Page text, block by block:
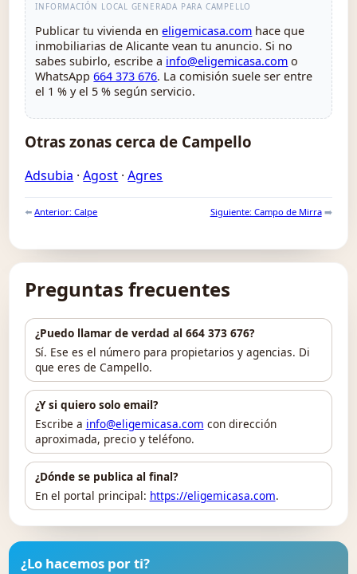
INFORMACIÓN LOCAL GENERADA PARA CAMPELLO
Publicar tu vivienda eneligemicasa.com hace que
inmobiliarias de Alicante vean tu anuncio. Si no
sabes subirlo, escribe a info@eligemicasa.com o
WhatsApp664 373 676. La comisión suele ser entre
el 1 % y el 5 % según servicio.
Otras zonas cerca de Campello
Adsubia ·Agost ·Agres
⬅️Anterior: Calpe Siguiente: Campo de Mirra➡️
Preguntas frecuentes
¿Puedo llamar de verdad al 664 373 676?
Sí. Ese es el número para propietarios y agencias. Di
que eres de Campello.
¿Y si quiero solo email?
Escribe a info@eligemicasa.com con dirección
aproximada, precio y teléfono.
¿Dónde se publica al final?
En el portal principal: https://eligemicasa.com.
¿Lo hacemos por ti?